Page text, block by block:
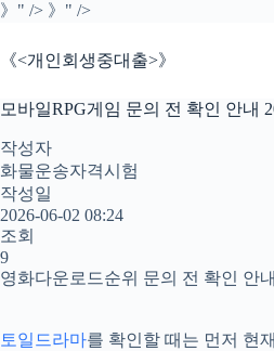
》" /> 》" />본
으
건
너
기
《<개인회생중대출>》
모바일RPG게임 문의 전 확인 안내
작성자
화물운송자격시험
작성일
2026-06-02 08:24
조회
9
영화다운로드순위 문의 전 확인 안
토일드라마를 확인할 때는 먼저 현